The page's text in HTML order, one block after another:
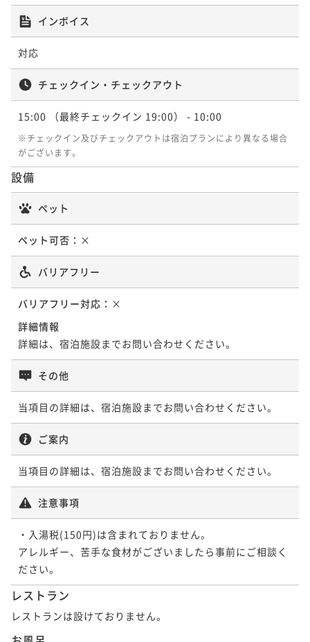
インボイス
対応
チェックイン・チェックアウト
15:00 （最終チェックイン 19:00） - 10:00
※チェックイン及びチェックアウトは宿泊プランにより異なる場合
がございます。
設備
ペット
ペット可否： ×
バリアフリー
バリアフリー対応： ×
詳細情報
詳細は、宿泊施設までお問い合わせください。
その他
当項目の詳細は、宿泊施設までお問い合わせください。
ご案内
当項目の詳細は、宿泊施設までお問い合わせください。
注意事項
・入湯税(150円)は含まれておりません。
アレルギー、苦手な食材がございましたら事前にご相談く
レストラン
レストランは設けておりません。